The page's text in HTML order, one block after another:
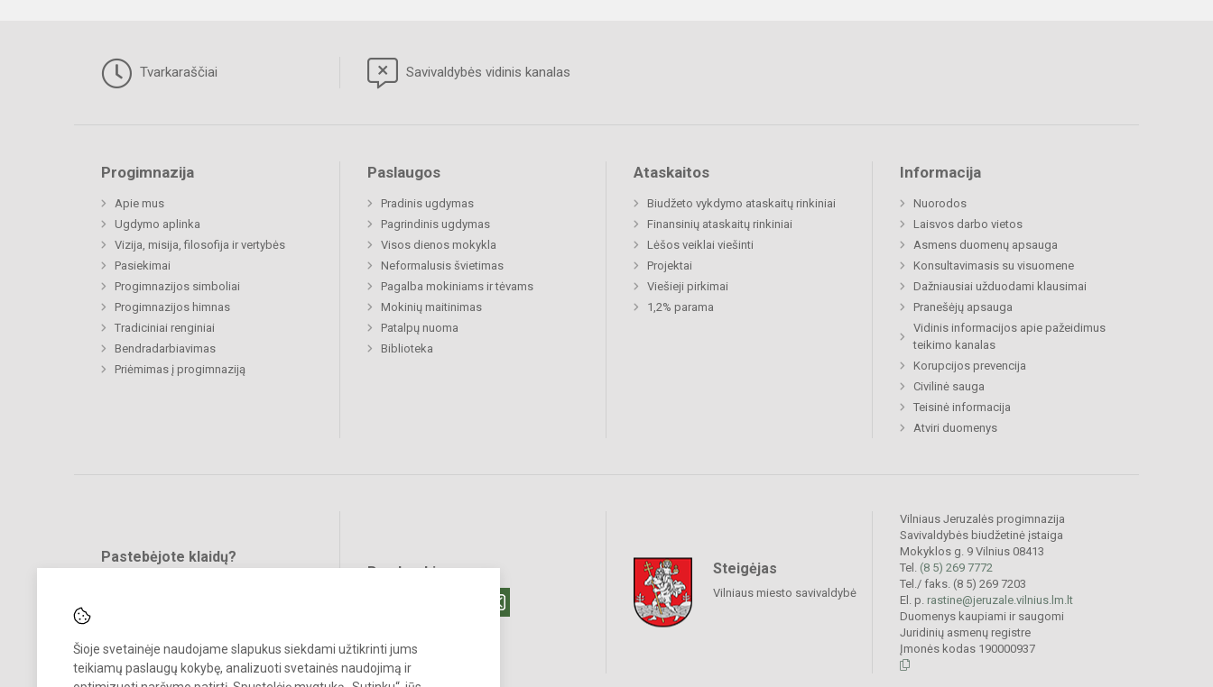
Šioje svetainėje naudojame slapukus siekdami užtikrinti jums
teikiamų paslaugų kokybę, analizuoti svetainės naudojimą ir
Tvarkaraščiai Savivaldybės vidinis kanalas
Progimnazija
Apie mus
Ugdymo aplinka
Vizija, misija, filosofija ir vertybės
Pasiekimai
Progimnazijos simboliai
Progimnazijos himnas
Tradiciniai renginiai
Bendradarbiavimas
Priėmimas į progimnaziją
Paslaugos
Pradinis ugdymas
Pagrindinis ugdymas
Visos dienos mokykla
Neformalusis švietimas
Pagalba mokiniams ir tėvams
Mokinių maitinimas
Patalpų nuoma
Biblioteka
Ataskaitos
Biudžeto vykdymo ataskaitų rinkiniai
Finansinių ataskaitų rinkiniai
Lėšos veiklai viešinti
Projektai
Viešieji pirkimai
1,2% parama
Informacija
Nuorodos
Laisvos darbo vietos
Asmens duomenų apsauga
Konsultavimasis su visuomene
Dažniausiai užduodami klausimai
Pranešėjų apsauga
Vidinis informacijos apie pažeidimus
teikimo kanalas
Korupcijos prevencija
Civilinė sauga
Teisinė informacija
Atviri duomenys
Pastebėjote klaidų?
Bendraukime Steigėjas
Vilniaus miesto savivaldybė
Vilniaus Jeruzalės progimnazija
Savivaldybės biudžetinė įstaiga
Mokyklos g. 9 Vilnius 08413
Tel. (8 5) 269 7772
Tel./ faks. (8 5) 269 7203
El. p. rastine@jeruzale.vilnius.lm.lt
Duomenys kaupiami ir saugomi
Juridinių asmenų registre
Įmonės kodas 190000937